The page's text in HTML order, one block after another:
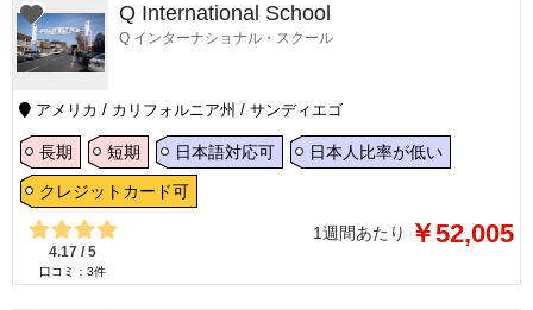
Q International School
Q インターナショナル・スクール
アメリカ / カリフォルニア州 / サンディエゴ
長期 短期 日本語対応可 日本人比率が低い
クレジットカード可
4.17 / 5
口コミ： 3件
1週間あたり ￥52,005